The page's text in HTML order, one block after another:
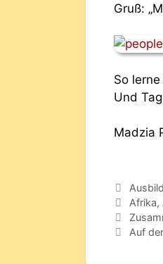
Gruß:
So
Und
Madzia
Afrika,
Auf